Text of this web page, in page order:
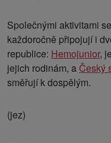
Společnými aktivitami
každoročně připojují i
republice: Hemojunior,
jejich rodinám, a Český
směřují k dospělým.
(jez)